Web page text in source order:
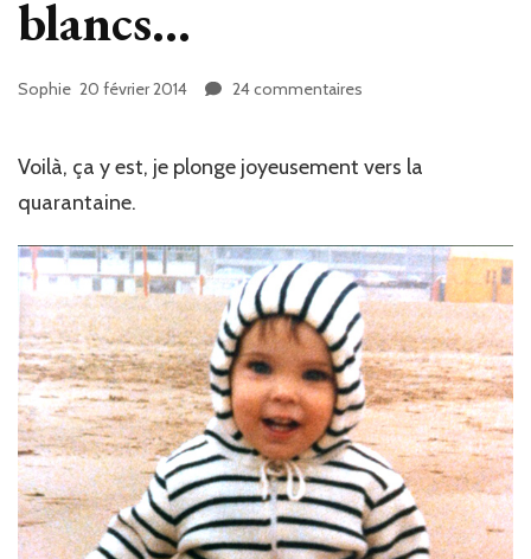
blancs…
Sophie 20 février 2014 24 commentaires
et
Voilà, ça y est, je plonge joyeusement vers la
quarantaine.